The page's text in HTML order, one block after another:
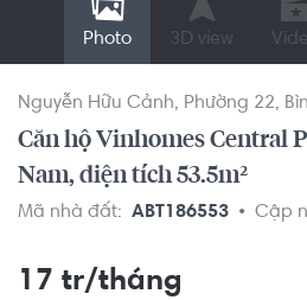
Photo 3D view
Nguyễn Hữu Cảnh Phường 22
Căn hộ Vinhomes Central
Nam, diện tích 53.5m²
Mã nhà đất: ABT186553 Cập
17 tr/tháng